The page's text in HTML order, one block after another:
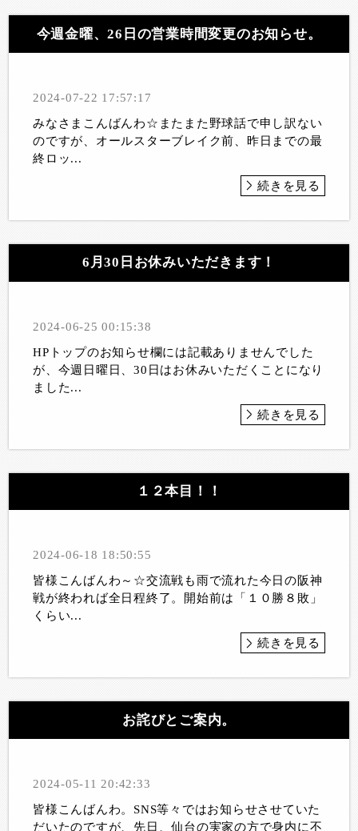
今週金曜、26日の営業時間変更のお知らせ。
2024-07-22 17:57:17
みなさまこんばんわ☆またまた野球話で申し訳ない
のですが、オールスターブレイク前、昨日までの最
終ロッ...
続きを見る
6月30日お休みいただきます！
2024-06-25 00:15:38
HPトップのお知らせ欄には記載ありませんでした
が、今週日曜日、30日はお休みいただくことになり
ました...
続きを見る
１２本目！！
2024-06-18 18:50:55
皆様こんばんわ～☆交流戦も雨で流れた今日の阪神
戦が終われば全日程終了。開始前は「１０勝８敗」
くらい...
続きを見る
お詫びとご案内。
2024-05-11 20:42:33
皆様こんばんわ。SNS等々ではお知らせさせていた
だいたのですが、先日、仙台の実家の方で身内に不